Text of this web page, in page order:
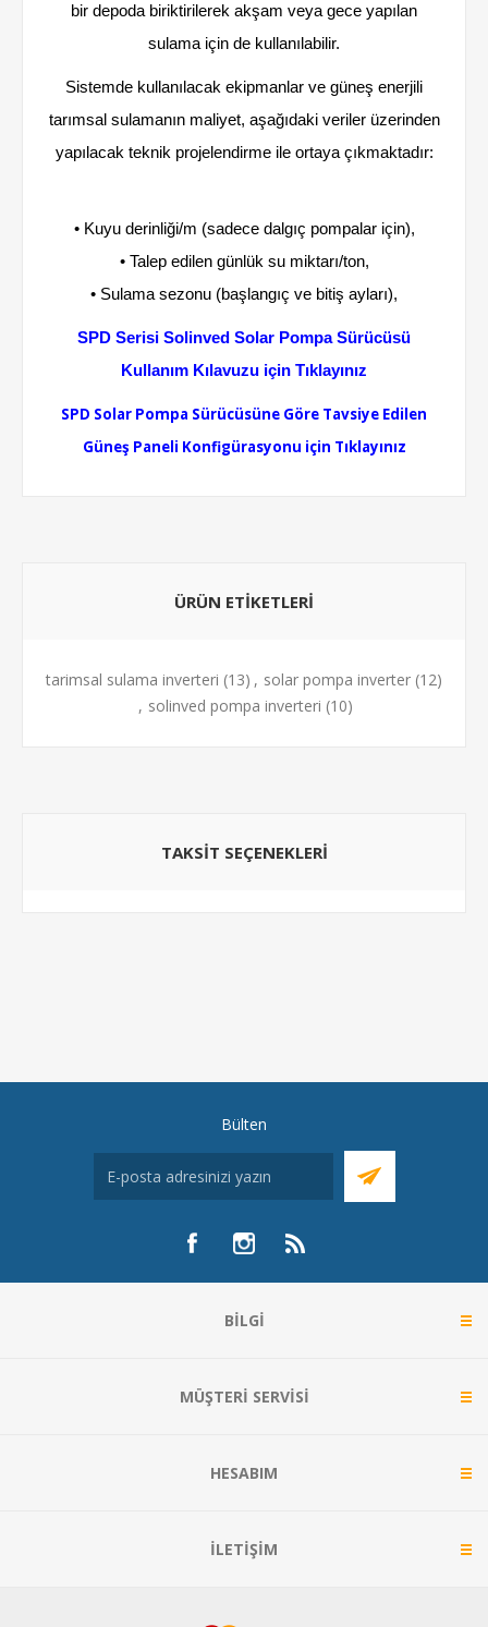
bir depoda biriktirilerek akşam veya gece yapılan
sulama için de kullanılabilir.
Sistemde kullanılacak ekipmanlar ve güneş enerjili
tarımsal sulamanın maliyet, aşağıdaki veriler üzerinden
yapılacak teknik projelendirme ile ortaya çıkmaktadır:
• Kuyu derinliği/m (sadece dalgıç pompalar için),
• Talep edilen günlük su miktarı/ton,
• Sulama sezonu (başlangıç ve bitiş ayları),
SPD Serisi Solinved Solar Pompa Sürücüsü
Kullanım Kılavuzu için Tıklayınız
SPD Solar Pompa Sürücüsüne Göre Tavsiye Edilen
Güneş Paneli Konfigürasyonu için Tıklayınız
ÜRÜN ETIKETLERI
tarimsal sulama inverteri (13) , solar pompa inverter (12)
, solinved pompa inverteri (10)
TAKSIT SEÇENEKLERI
Bülten
BILGI
MÜŞTERI SERVISI
HESABIM
İLETIŞIM